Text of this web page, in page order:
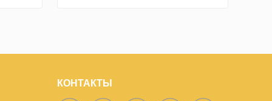
КОНТАКТЫ